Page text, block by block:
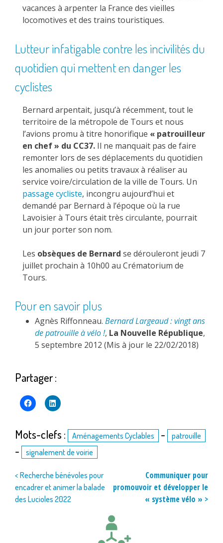
vacances à arpenter la France des vieilles
locomotives et des trains touristiques.
Lutteur infatigable contre les incivilités du
quotidien qui mettent en danger les
cyclistes
Bernard arpentait, jusqu’à récemment, tout le
territoire de la métropole de Tours et nous
l’avions promu à titre honorifique « patrouilleur
en chef » du CC37. Il ne manquait pas de faire
remonter lors de ses déplacements du quotidien
les anomalies ou petits travaux à réaliser au
service voire/circulation de la ville de Tours. Un
passage cycliste, incongru aujourd’hui et
demandé par Bernard à l’époque où la rue
Lavoisier à Tours était très circulante, pourrait
un jour porter son nom.
Les obsèques de Bernard se dérouleront jeudi 7
juillet prochain à 10h00 au Crématorium de
Tours.
Pour en savoir plus
Agnès Riffonneau. Bernard Largeaud : vingt ans
de patrouille à vélo !, La Nouvelle République,
5 septembre 2012 (Mis à jour le 22/02/2018)
Partager :
Mots-clefs : Aménagements Cyclables - patrouille
- signalement de voirie
Navigation
de
< Recherche bénévoles pour
encadrer et animer la balade
des Lucioles 2022
Communiquer pour
promouvoir et développer le
« système vélo » >